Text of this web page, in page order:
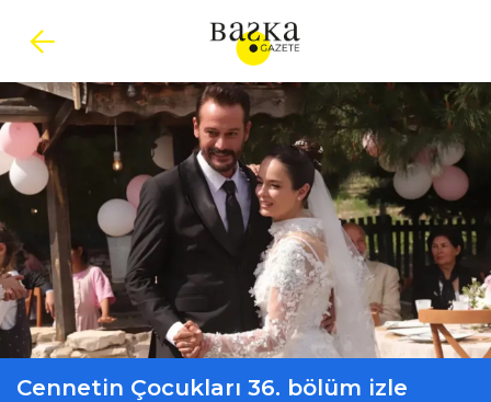
Cennetin Çocukları 36. bölüm izle